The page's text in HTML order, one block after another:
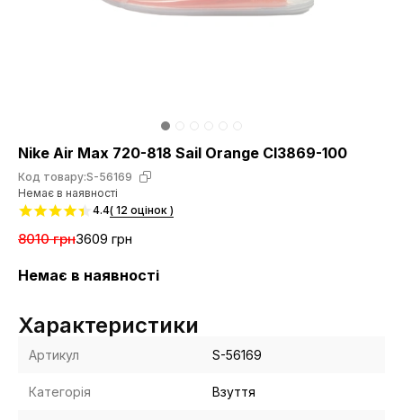
Nike Air Max 720-818 Sail Orange CI3869-100
Код товару:S-56169
Немає в наявності
4.4( 12 оцінок )
8010 грн3609 грн
Немає в наявності
Характеристики
Артикул S-56169
Категорія Взуття